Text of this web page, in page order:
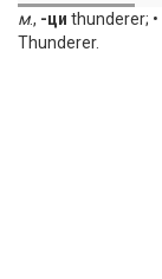
м., -ци thunderer; •
Thunderer.